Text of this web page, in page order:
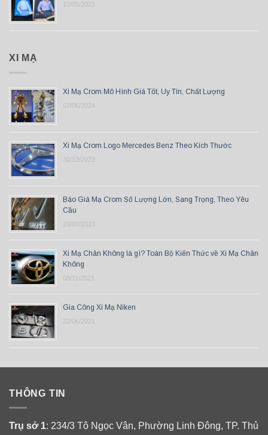
10/05/2023
XI MẠ
Xi Mạ Crom Mô Hình Giá Tốt, Uy Tín, Chất Lượng
07/06/2024
Xi Mạ Crom Logo Mercedes Benz Theo Kích Thước
30/12/2023
Báo Giá Mạ Crom Số Lượng Lớn, Sang Trọng, Theo Yêu
Cầu
20/07/2023
Xi Mạ Chân Không là gì? Toàn Bộ Kiến Thức về Xi Mạ Chân
Không
08/11/2021
Gia Công Xi Mạ Niken
22/06/2021
THÔNG TIN
Trụ sở 1: 234/3 Tô Ngọc Vân, Phường Linh Đông, TP. Thủ